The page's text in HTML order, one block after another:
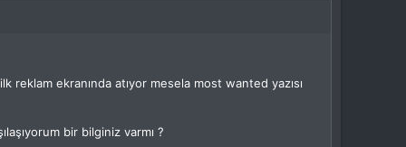
ekranında atıyor mesela most wanted yazısı
bir bilginiz varmı ?